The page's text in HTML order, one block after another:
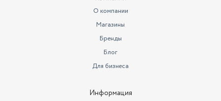
О компании
Магазины
Бренды
Блог
Для бизнеса
Информация